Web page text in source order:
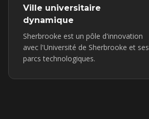
Ville universitaire
dynamique
Sherbrooke est un pôle d'innovation
avec l'Université de Sherbrooke et ses
parcs technologiques.